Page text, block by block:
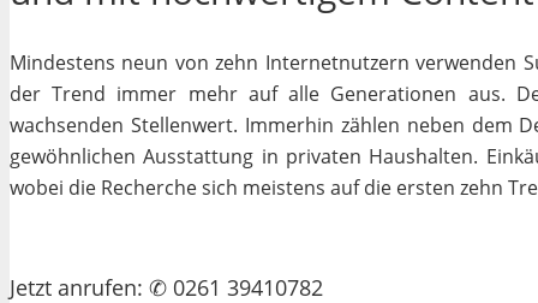
Mindestens neun von zehn Internetnutzern verwenden
der Trend immer mehr auf alle Generationen aus.
wachsenden Stellenwert. Immerhin zählen neben dem
gewöhnlichen Ausstattung in privaten Haushalten.
wobei die Recherche sich meistens auf die ersten zehn
Jetzt anrufen: ✆ 0261 39410782